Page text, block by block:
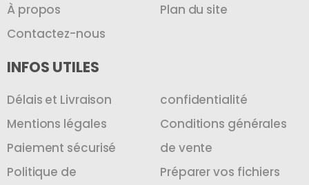
À propos
Contactez-nous
Plan du site
INFOS UTILES
Délais et Livraison
Mentions légales
Paiement sécurisé
Politique de
confidentialité
Conditions générales
de vente
Préparer vos fichiers